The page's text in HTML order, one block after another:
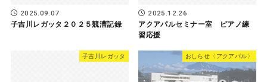
2025.09.07
子吉川レガッタ２０２５競漕記録
2025.12.26
アクアパルセミナー室 ピアノ練
習応援
子吉川レガッタ おしらせ〈アクアパル〉